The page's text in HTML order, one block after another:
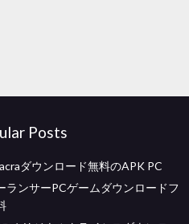
Posts
ダウンロード無料のAPK PC
ランサーPCゲームダウンロードフ